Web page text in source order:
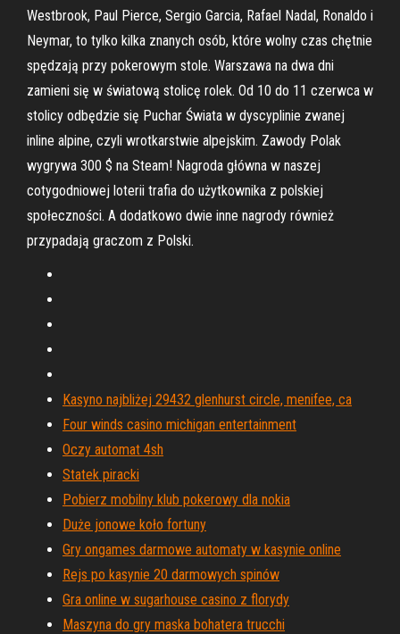
Westbrook, Paul Pierce, Sergio Garcia, Rafael Nadal, Ronaldo i
Neymar, to tylko kilka znanych osób, które wolny czas chętnie
spędzają przy pokerowym stole. Warszawa na dwa dni
zamieni się w światową stolicę rolek. Od 10 do 11 czerwca w
stolicy odbędzie się Puchar Świata w dyscyplinie zwanej
inline alpine, czyli wrotkarstwie alpejskim. Zawody Polak
wygrywa 300 $ na Steam! Nagroda główna w naszej
cotygodniowej loterii trafia do użytkownika z polskiej
społeczności. A dodatkowo dwie inne nagrody również
przypadają graczom z Polski.
Kasyno najbliżej 29432 glenhurst circle, menifee, ca
Four winds casino michigan entertainment
Oczy automat 4sh
Statek piracki
Pobierz mobilny klub pokerowy dla nokia
Duże jonowe koło fortuny
Gry ongames darmowe automaty w kasynie online
Rejs po kasynie 20 darmowych spinów
Gra online w sugarhouse casino z florydy
Maszyna do gry maska ​​bohatera trucchi